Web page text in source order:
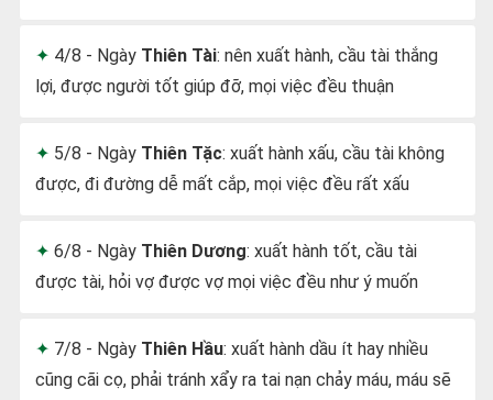
4/8 - Ngày Thiên Tài: nên xuất hành, cầu tài thắng
lợi, được người tốt giúp đỡ, mọi việc đều thuận
5/8 - Ngày Thiên Tặc: xuất hành xấu, cầu tài không
được, đi đường dễ mất cắp, mọi việc đều rất xấu
6/8 - Ngày Thiên Dương: xuất hành tốt, cầu tài
được tài, hỏi vợ được vợ mọi việc đều như ý muốn
7/8 - Ngày Thiên Hầu: xuất hành dầu ít hay nhiều
cũng cãi cọ, phải tránh xẩy ra tai nạn chảy máu, máu sẽ